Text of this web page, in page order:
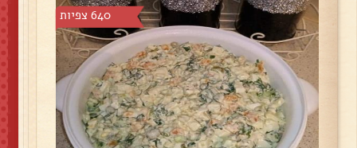
640 צפיות